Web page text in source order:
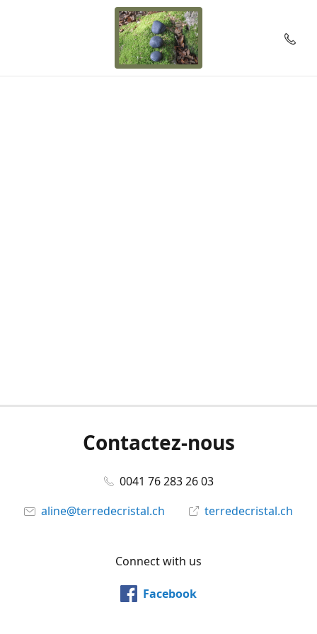
Contactez-nous
0041 76 283 26 03
aline@terredecristal.ch
terredecristal.ch
Connect with us
Facebook